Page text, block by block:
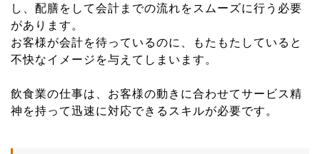
し、配膳をして会計までの流れをスムーズに行う必要
があります。
お客様が会計を待っているのに、もたもたしていると
不快なイメージを与えてしまいます。
飲食業の仕事は、お客様の動きに合わせてサービス精
神を持って迅速に対応できるスキルが必要です。